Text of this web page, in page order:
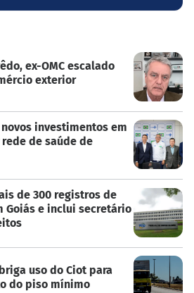
ex-OMC escalado
exterior
investimentos em
de saúde de
de 300 registros de
Goiás e inclui secretário
uso do Ciot para
do piso mínimo